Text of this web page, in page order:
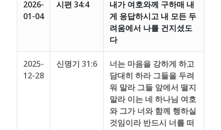
2026-
01-04
시편 34:4
내가 여호와께 구하매 내
게 응답하시고 내 모든 두
려움에서 나를 건지셨도
다
2025-
12-28
신명기 31:6
너는 마음을 강하게 하고
담대히 하라 그들을 두려
워 말라 그들 앞에서 떨지
말라 이는 네 하나님 여호
와 그가 너와 함께 행하실
것임이라 반드시 너를 떠